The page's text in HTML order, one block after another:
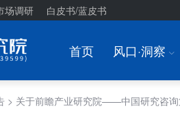
场调研 白皮书/蓝皮书
首页 风口·洞察 I
> 关于前瞻产业研究院——中国研究咨